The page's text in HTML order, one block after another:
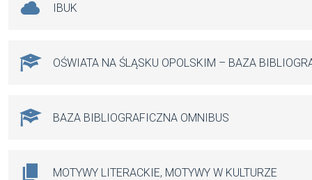
IBUK
OŚWIATA NA ŚLĄSKU OPOLSKIM – BAZA
BAZA BIBLIOGRAFICZNA OMNIBUS
MOTYWY LITERACKIE, MOTYWY W KULTURZE